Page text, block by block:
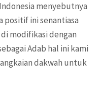
menyebutnya
positif ini senantiasa
modifikasi dengan
Adab hal ini kami
dakwah untuk